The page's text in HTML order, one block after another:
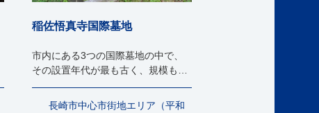
稲佐悟真寺国際墓地
市内にある3つの国際墓地の中で、
その設置年代が最も古く、規模も大
長崎市中心市街地エリア（平和